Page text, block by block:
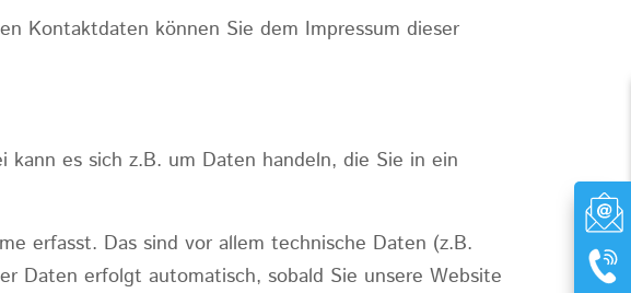
Kontaktdaten können Sie dem Impressum dieser
es sich z.B. um Daten handeln, die Sie in ein
erfasst. Das sind vor allem technische Daten (z.B.
Daten erfolgt automatisch, sobald Sie unsere Website